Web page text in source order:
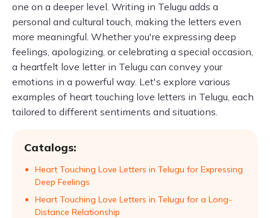
one on a deeper level. Writing in Telugu adds a
personal and cultural touch, making the letters even
more meaningful. Whether you're expressing deep
feelings, apologizing, or celebrating a special occasion,
a heartfelt love letter in Telugu can convey your
emotions in a powerful way. Let's explore various
examples of heart touching love letters in Telugu, each
tailored to different sentiments and situations.
Catalogs:
Heart Touching Love Letters in Telugu for Expressing
Deep Feelings
Heart Touching Love Letters in Telugu for a Long-
Distance Relationship